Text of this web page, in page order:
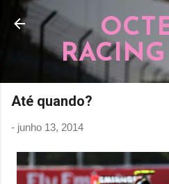
Pular para o
Até quando?
- junho 13, 2014